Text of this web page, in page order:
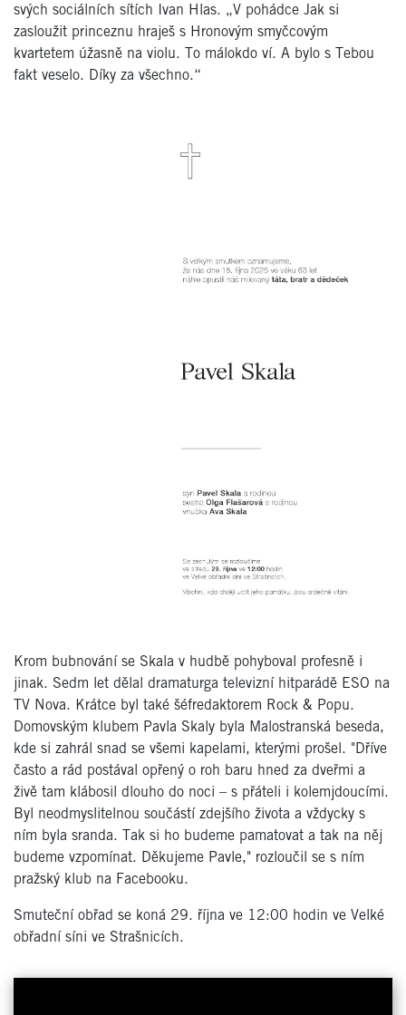
svých sociálních sítích Ivan Hlas. „V pohádce Jak si
zasloužit princeznu hraješ s Hronovým smyčcovým
kvartetem úžasně na violu. To málokdo ví. A bylo s Tebou
fakt veselo. Díky za všechno.“
Krom bubnování se Skala v hudbě pohyboval profesně i
jinak. Sedm let dělal dramaturga televizní hitparádě ESO na
TV Nova. Krátce byl také šéfredaktorem Rock & Popu.
Domovským klubem Pavla Skaly byla Malostranská beseda,
kde si zahrál snad se všemi kapelami, kterými prošel. "Dříve
často a rád postával opřený o roh baru hned za dveřmi a
živě tam klábosil dlouho do noci – s přáteli i kolemjdoucími.
Byl neodmyslitelnou součástí zdejšího života a vždycky s
ním byla sranda. Tak si ho budeme pamatovat a tak na něj
budeme vzpomínat. Děkujeme Pavle," rozloučil se s ním
pražský klub na Facebooku.
Smuteční obřad se koná 29. října ve 12:00 hodin ve Velké
obřadní síni ve Strašnicích.